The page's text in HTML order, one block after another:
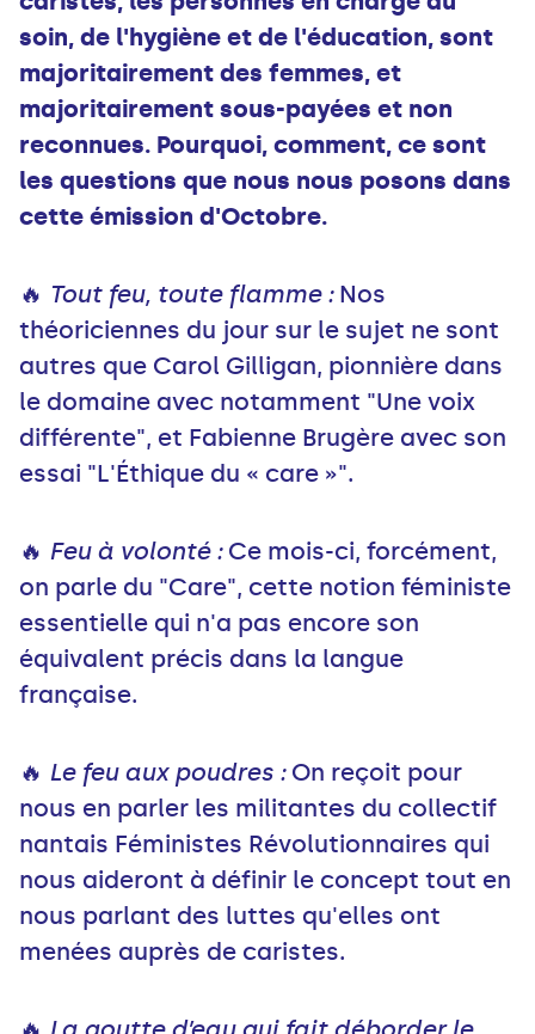
soin, de l'hygiène et de l'éducation, sont
majoritairement des femmes, et
majoritairement sous-payées et non
reconnues. Pourquoi, comment, ce sont
les questions que nous nous posons dans
cette émission d'Octobre.
🔥 Tout feu, toute flamme :Nos
théoriciennes du jour sur le sujet ne sont
autres que Carol Gilligan, pionnière dans
le domaine avec notamment "Une voix
différente", et Fabienne Brugère avec son
essai "L'Éthique du « care »".
🔥 Feu à volonté :Ce mois-ci, forcément,
on parle du "Care", cette notion féministe
essentielle qui n'a pas encore son
équivalent précis dans la langue
française.
🔥 Le feu aux poudres :On reçoit pour
nous en parler les militantes du collectif
nantais Féministes Révolutionnaires qui
nous aideront à définir le concept tout en
nous parlant des luttes qu'elles ont
menées auprès de caristes.